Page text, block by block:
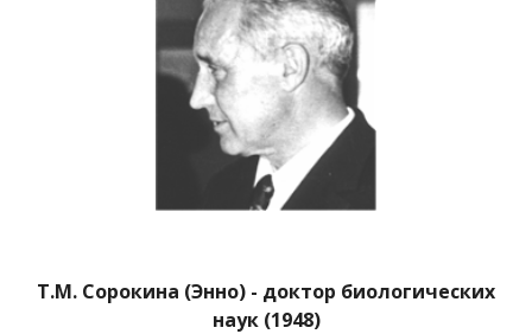
Т.М. Сорокина (Энно) - доктор биологических
наук (1948)